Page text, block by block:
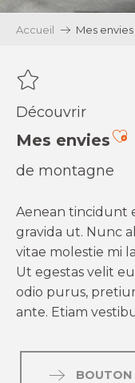
Accueil Mes envies
Découvrir
Mes envies
de montagne
Aenean tincidunt
gravida ut. Nunc
vitae molestie mi
Ut egestas velit
odio purus,
ante. Etiam
BOUTON